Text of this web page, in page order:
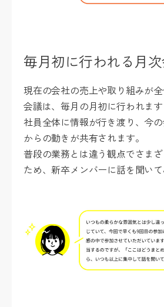
毎月初に行われる月次
現在の会社の売上や取り組みが
会議は、毎月の月初に行われます
社員全体に情報が行き渡り、今
からの動きが共有されます。
普段の業務とは違う観点でさま
ため、新卒メンバーに話を聞い